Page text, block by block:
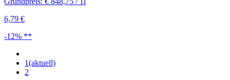
6,79 €
-12% **
1(aktuell)
2